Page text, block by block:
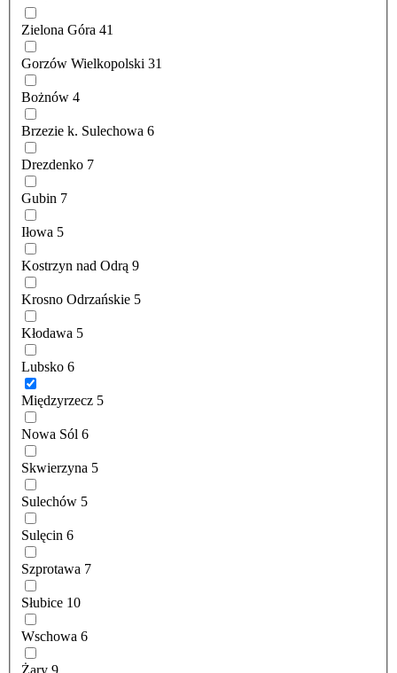
Zielona Góra 41
Gorzów Wielkopolski 31
Bożnów 4
Brzezie k. Sulechowa 6
Drezdenko 7
Gubin 7
Iłowa 5
Kostrzyn nad Odrą 9
Krosno Odrzańskie 5
Kłodawa 5
Lubsko 6
Międzyrzecz 5
Nowa Sól 6
Skwierzyna 5
Sulechów 5
Sulęcin 6
Szprotawa 7
Słubice 10
Wschowa 6